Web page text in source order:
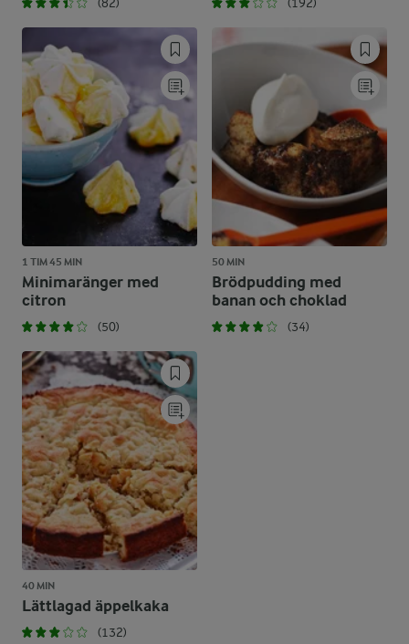
1 TIM 45 MIN
Minimaränger med
citron
(50)
50 MIN
Brödpudding med
banan och choklad
(34)
40 MIN
Lättlagad äppelkaka
(132)